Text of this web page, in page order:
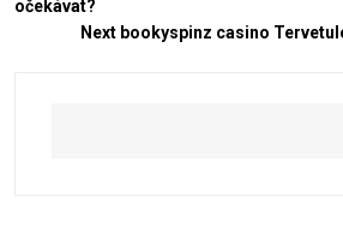
očekávat?
Next bookyspinz casino